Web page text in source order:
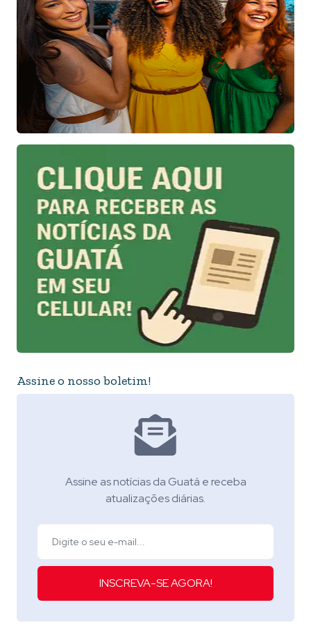
Assine o nosso boletim!
Assine as notícias da Guatá e receba
atualizações diárias.
INSCREVA-SE AGORA!